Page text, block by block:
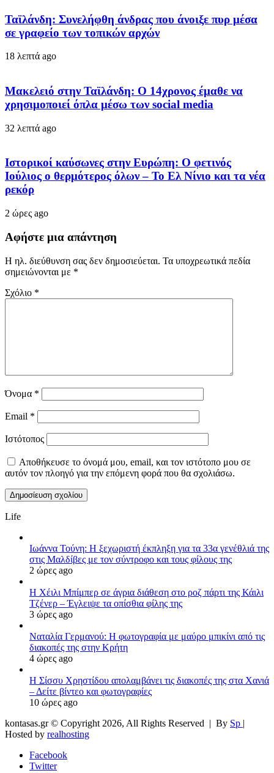
Ταϊλάνδη: Συνελήφθη άνδρας που άνοιξε πυρ μέσα
σε γραφείο των τοπικών αρχών
18 λεπτά ago
Μακελειό στην Ταϊλάνδη: Ο 14χρονος έμαθε να
χρησιμοποιεί όπλα μέσω των social media
32 λεπτά ago
Ιστορικοί καύσωνες στην Ευρώπη: Ο φετινός
Ιούλιος ο θερμότερος όλων – Το Ελ Νίνιο και τα νέα
ρεκόρ
2 ώρες ago
Αφήστε μια απάντηση
Η ηλ. διεύθυνση σας δεν δημοσιεύεται. Τα υποχρεωτικά πεδία
σημειώνονται με *
Σχόλιο *
Όνομα *
Email *
Ιστότοπος
Αποθήκευσε το όνομά μου, email, και τον ιστότοπο μου σε
αυτόν τον πλοηγό για την επόμενη φορά που θα σχολιάσω.
Life
Ιωάννα Τούνη: Η ξεχωριστή έκπληξη για τα 33α γενέθλιά της
στις Μαλδίβες με τον σύντροφο και τους φίλους της
2 ώρες ago
Η Χέιλι Μπίμπερ σε άγρια διάθεση στο ροζ πάρτι της Κάιλι
Τζένερ – Έγλειψε τα οπίσθια φίλης της
3 ώρες ago
Ναταλία Γερμανού: Η φωτογραφία με μαύρο μπικίνι από τις
διακοπές της στην Κρήτη
4 ώρες ago
Η Σίσσυ Χρηστίδου απολαμβάνει τις διακοπές της στα Χανιά
– Δείτε βίντεο και φωτογραφίες
10 ώρες ago
kontasas.gr © Copyright 2026, All Rights Reserved | By Sp |
Hosted by realhosting
Facebook
Twitter